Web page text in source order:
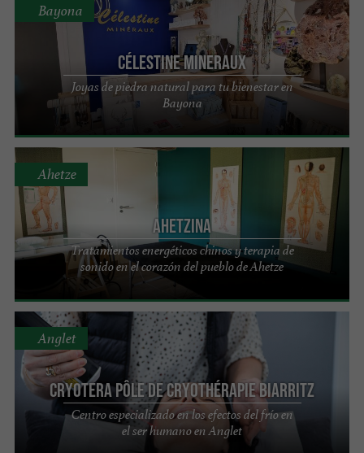
Célestine Mineraux
Joyas de piedra natural para tu bienestar en
Bayona
Bayona
Ahetzina
Tratamientos energéticos chinos y terapia de
sonido en el corazón del pueblo de Ahetze
Ahetze
Cryotera Pôle de Cryothérapie Biarritz
Centro especializado en los efectos del frío en
el ser humano en Anglet
Anglet